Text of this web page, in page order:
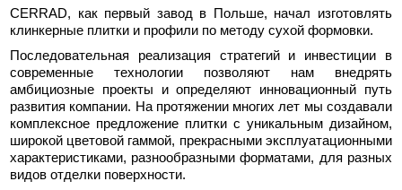
CERRAD, как первый завод в Польше, начал изготовлять
клинкерные плитки и профили по методу сухой формовки.
Последовательная реализация стратегий и инвестиции в
современные технологии позволяют нам внедрять
амбициозные проекты и определяют инновационный путь
развития компании. На протяжении многих лет мы создавали
комплексное предложение плитки с уникальным дизайном,
широкой цветовой гаммой, прекрасными эксплуатационными
характеристиками, разнообразными форматами, для разных
видов отделки поверхности.